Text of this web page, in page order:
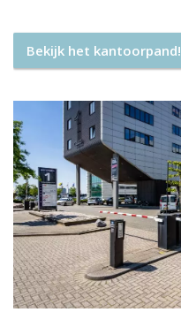
Bekijk het kantoorpand!